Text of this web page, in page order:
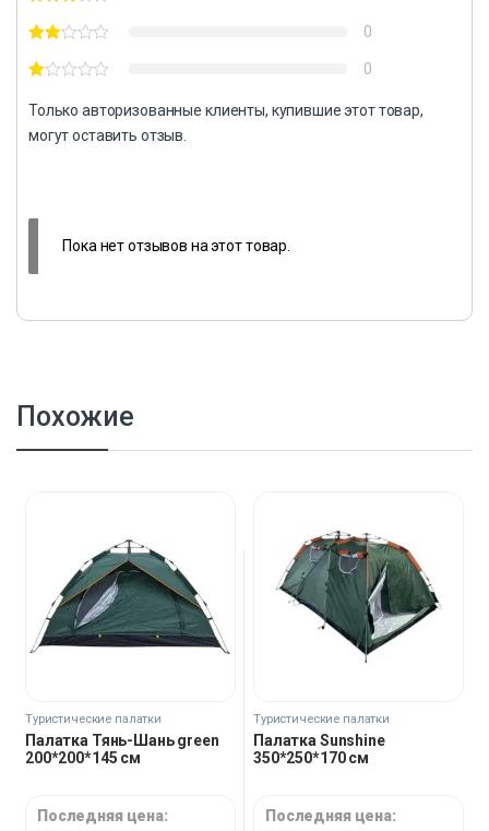
0
0
Только авторизованные клиенты, купившие этот товар,
могут оставить отзыв.
Пока нет отзывов на этот товар.
Похожие
Туристические палатки
Палатка Тянь-Шань green
200*200*145 см
Последняя цена:
Туристические палатки
Палатка Sunshine
350*250*170 см
Последняя цена: